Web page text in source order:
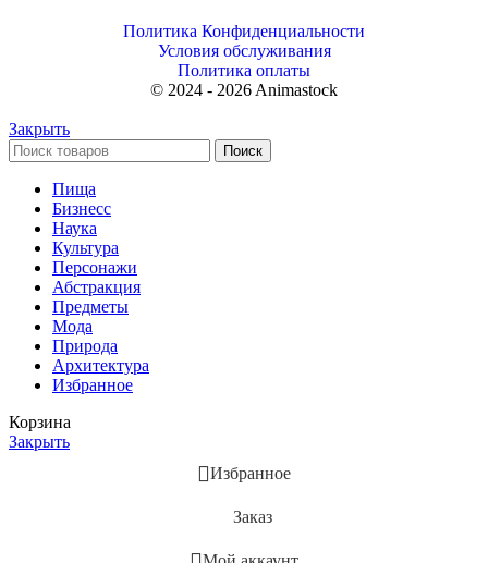
Политика Конфиденциальности
Условия обслуживания
Политика оплаты
© 2024 - 2026 Animastock
Закрыть
Поиск
Пища
Бизнесс
Наука
Культура
Персонажи
Абстракция
Предметы
Мода
Природа
Архитектура
Избранное
Корзина
Закрыть
Избранное
Заказ